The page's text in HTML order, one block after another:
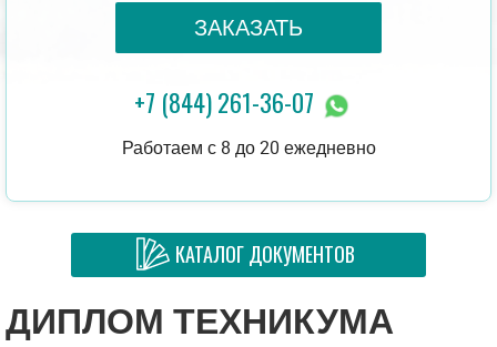
ЗАКАЗАТЬ
+7 (844) 261-36-07
Работаем с 8 до 20 ежедневно
КАТАЛОГ ДОКУМЕНТОВ
ДИПЛОМ ТЕХНИКУМА